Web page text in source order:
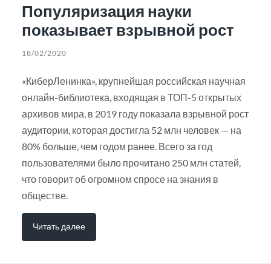
Популяризация науки
показывает взрывной рост
18/02/2020
«КиберЛенинка», крупнейшая российская научная
онлайн-библиотека, входящая в ТОП-5 открытых
архивов мира, в 2019 году показала взрывной рост
аудитории, которая достигла 52 млн человек — на
80% больше, чем годом ранее. Всего за год
пользователями было прочитано 250 млн статей,
что говорит об огромном спросе на знания в
обществе.
Читать далее